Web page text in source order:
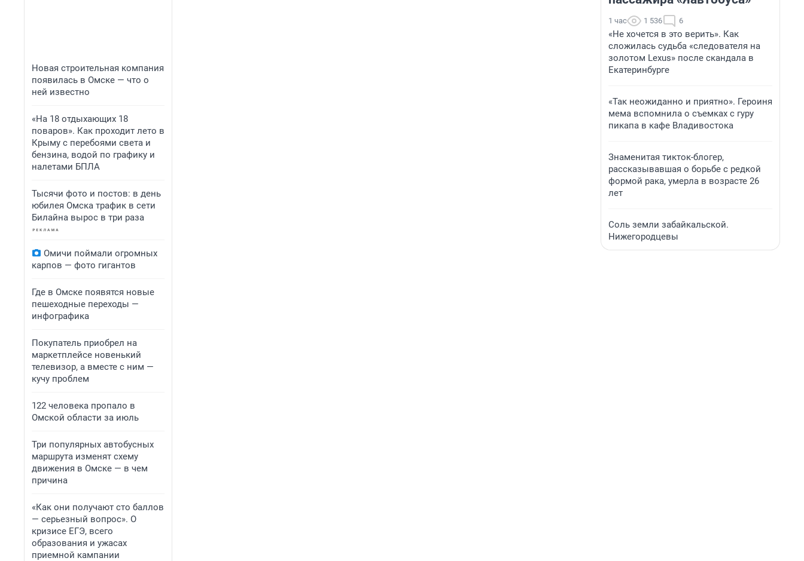
Новая строительная компания
появилась в Омске — что о
ней известно
«На 18 отдыхающих 18
поваров». Как проходит лето в
Крыму с перебоями света и
бензина, водой по графику и
налетами БПЛА
Тысячи фото и постов: в день
юбилея Омска трафик в сети
Билайна вырос в три раза
Омичи поймали огромных
карпов — фото гигантов
Где в Омске появятся новые
пешеходные переходы —
инфографика
Покупатель приобрел на
маркетплейсе новенький
телевизор, а вместе с ним —
кучу проблем
122 человека пропало в
Омской области за июль
Три популярных автобусных
маршрута изменят схему
движения в Омске — в чем
причина
«Как они получают сто баллов
— серьезный вопрос». О
кризисе ЕГЭ, всего
образования и ужасах
приемной кампании
1 час 1 536 6
«Не хочется в это верить». Как
сложилась судьба «следователя на
золотом Lexus» после скандала в
Екатеринбурге
«Так неожиданно и приятно». Героиня
мема вспомнила о съемках с гуру
пикапа в кафе Владивостока
Знаменитая тикток-блогер,
рассказывавшая о борьбе с редкой
формой рака, умерла в возрасте 26
лет
Соль земли забайкальской.
Нижегородцевы